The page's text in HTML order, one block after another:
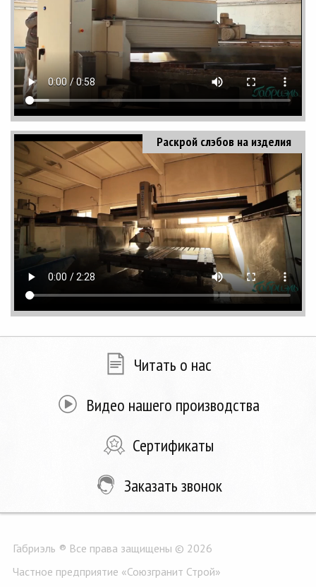
Раскрой слэбов на изделия
Читать о нас
Видео нашего производства
Сертификаты
Заказать звонок
Габриэль ® Все права защищены © 2026
Частное предприятие «Союзгранит Строй»